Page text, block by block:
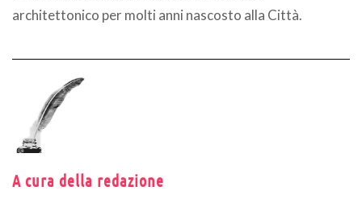
architettonico per molti anni nascosto alla Città.
A cura della redazione